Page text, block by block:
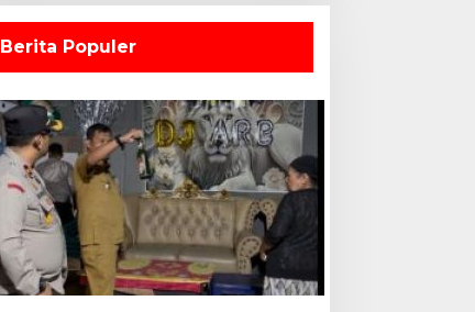
Berita Populer